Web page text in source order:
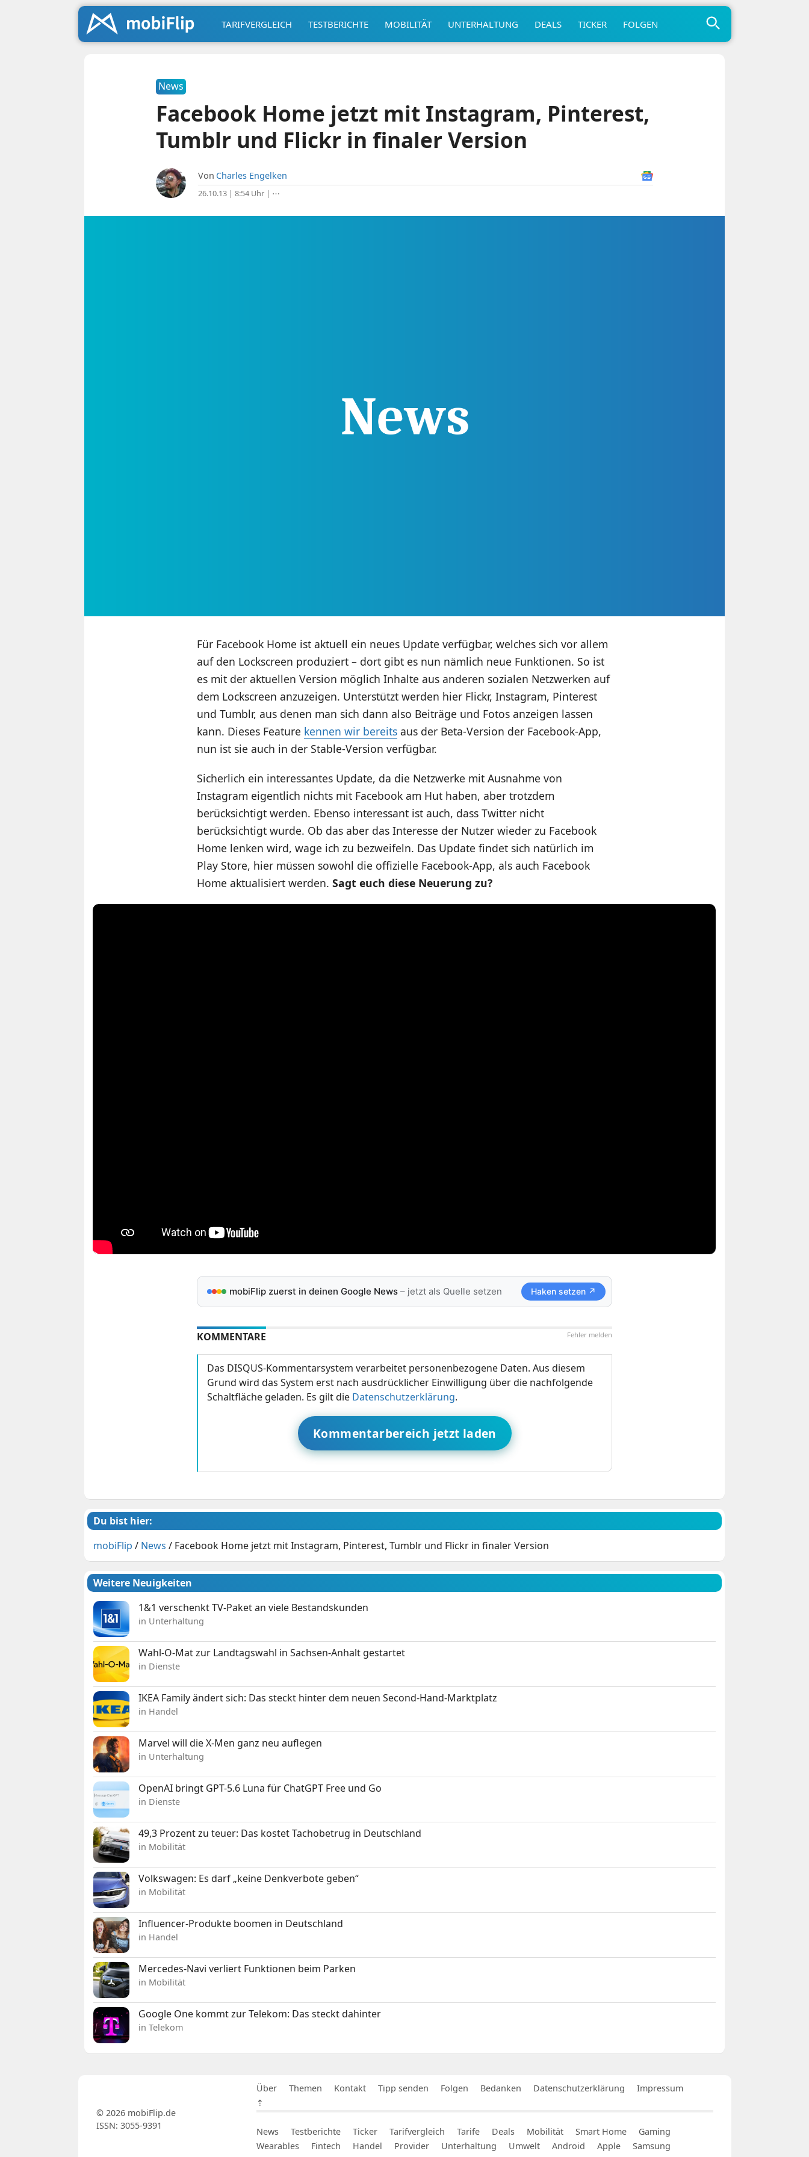
TARIFVERGLEICH TESTBERICHTE MOBILITÄT UNTERHALTUNG DEALS TICKER FOLGEN
News
Facebook Home jetzt mit Instagram, Pinterest,
Tumblr und Flickr in finaler Version
Von Charles Engelken
26.10.13 | 8:54 Uhr| ⋯
Für Facebook Home ist aktuell ein neues Update verfügbar, welches sich vor allem
auf den Lockscreen produziert – dort gibt es nun nämlich neue Funktionen. So ist
es mit der aktuellen Version möglich Inhalte aus anderen sozialen Netzwerken auf
dem Lockscreen anzuzeigen. Unterstützt werden hier Flickr, Instagram, Pinterest
und Tumblr, aus denen man sich dann also Beiträge und Fotos anzeigen lassen
kann. Dieses Feature kennen wir bereitsaus der Beta-Version der Facebook-App,
nun ist sie auch in der Stable-Version verfügbar.
Sicherlich ein interessantes Update, da die Netzwerke mit Ausnahme von
Instagram eigentlich nichts mit Facebook am Hut haben, aber trotzdem
berücksichtigt werden. Ebenso interessant ist auch, dass Twitter nicht
berücksichtigt wurde. Ob das aber das Interesse der Nutzer wieder zu Facebook
Home lenken wird, wage ich zu bezweifeln. Das Update findet sich natürlich im
Play Store, hier müssen sowohl die offizielle Facebook-App, als auch Facebook
Home aktualisiert werden. Sagt euch diese Neuerung zu?
mobiFlip zuerst in deinen Google News– jetzt als Quelle setzen Haken setzen ↗
Fehler melden
KOMMENTARE
Das DISQUS-Kommentarsystem verarbeitet personenbezogene Daten. Aus diesem
Grund wird das System erst nach ausdrücklicher Einwilligung über die nachfolgende
Schaltfläche geladen. Es gilt die Datenschutzerklärung.
Kommentarbereich jetzt laden
Du bist hier:
mobiFlip / News / Facebook Home jetzt mit Instagram, Pinterest, Tumblr und Flickr in finaler Version
Weitere Neuigkeiten
1&1 verschenkt TV-Paket an viele Bestandskunden
in Unterhaltung
Wahl-O-Mat zur Landtagswahl in Sachsen-Anhalt gestartet
in Dienste
IKEA Family ändert sich: Das steckt hinter dem neuen Second-Hand-Marktplatz
in Handel
Marvel will die X-Men ganz neu auflegen
in Unterhaltung
OpenAI bringt GPT-5.6 Luna für ChatGPT Free und Go
in Dienste
49,3 Prozent zu teuer: Das kostet Tachobetrug in Deutschland
in Mobilität
Volkswagen: Es darf „keine Denkverbote geben“
in Mobilität
Influencer-Produkte boomen in Deutschland
in Handel
Mercedes-Navi verliert Funktionen beim Parken
in Mobilität
Google One kommt zur Telekom: Das steckt dahinter
in Telekom
Über Themen Kontakt Tipp senden Folgen Bedanken Datenschutzerklärung
Impressum
⇡
News Testberichte Ticker Tarifvergleich Tarife Deals Mobilität Smart Home
Gaming
Wearables
Fintech Handel Provider Unterhaltung Umwelt Android Apple
Samsung
© 2026 mobiFlip.de
ISSN: 3055-9391